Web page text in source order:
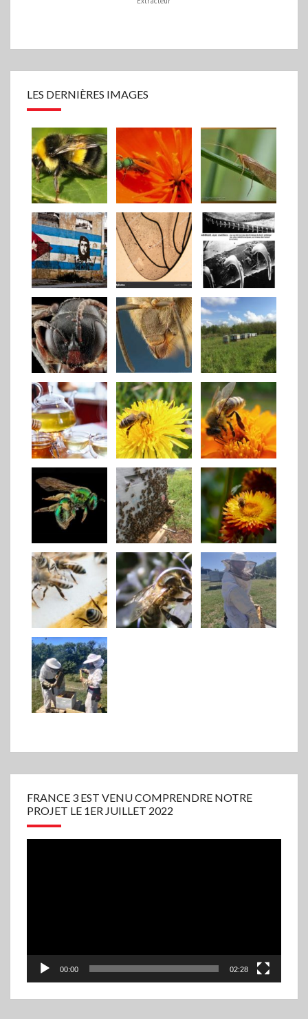
LES DERNIÈRES IMAGES
FRANCE 3 EST VENU COMPRENDRE NOTRE
PROJET LE 1ER JUILLET 2022
00:00 02:28